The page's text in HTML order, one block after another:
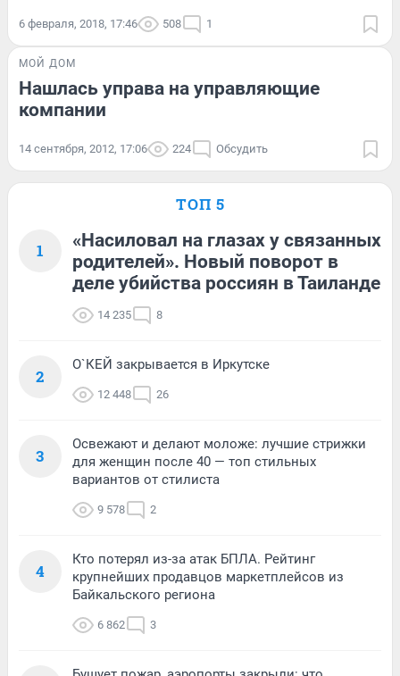
6 февраля, 2018, 17:46 508 1
МОЙ ДОМ
Нашлась управа на управляющие
компании
14 сентября, 2012, 17:06 224 Обсудить
ТОП 5
1
«Насиловал на глазах у связанных
родителей». Новый поворот в
деле убийства россиян в Таиланде
14 235 8
2
О`КЕЙ закрывается в Иркутске
12 448 26
3
Освежают и делают моложе: лучшие стрижки
для женщин после 40 — топ стильных
вариантов от стилиста
9 578 2
4
Кто потерял из-за атак БПЛА. Рейтинг
крупнейших продавцов маркетплейсов из
Байкальского региона
6 862 3